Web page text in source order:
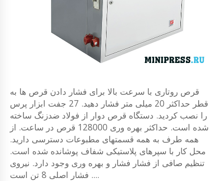
قرص روتاری با سرعت بالا برای فشار دادن قرص ها به
قطر حداکثر 20 میلی متر فشار دهید. 27 جفت ابزار پرس
را نصب کردید. دستگاه قرص دوار از فولاد ضدزنگ ساخته
شده است. حداکثر بهره وری 128000 قرص در ساعت. از
همه طرف به همه قسمتهای مطبوعات دسترسی دارید.
محل کار با سپرهای پلاستیکی شفاف پوشانده شده است.
تنظیم صافی از فشار فشار و بهره وری وجود دارد. نیروی
فشار اصلی 8 تن است ....